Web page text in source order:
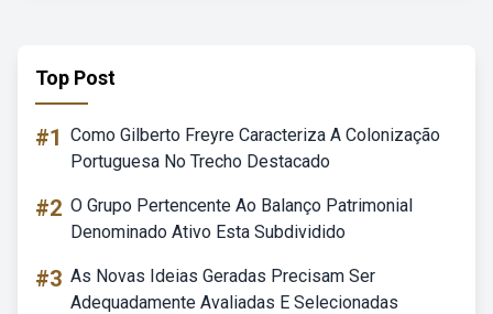
Top Post
#1 Como Gilberto Freyre Caracteriza A Colonização
Portuguesa No Trecho Destacado
#2 O Grupo Pertencente Ao Balanço Patrimonial
Denominado Ativo Esta Subdividido
#3 As Novas Ideias Geradas Precisam Ser
Adequadamente Avaliadas E Selecionadas